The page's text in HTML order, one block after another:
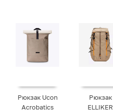
Рюкзак Ucon
Acrobatics
Рюкзак
ELLIKER